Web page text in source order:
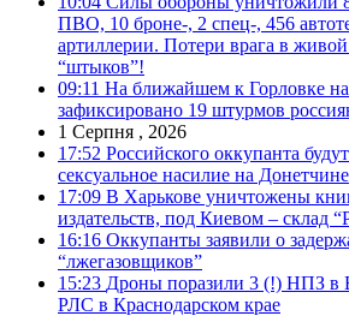
ПВО, 10 броне-, 2 спец-, 456
артиллерии. Потери врага в
“штыков”!
09:11 На ближайшем к Горловке
зафиксировано 19 штурмов
1 Серпня , 2026
17:52 Российского оккупанта
сексуальное насилие на Донетчине
17:09 В Харькове уничтожены
издательств, под Киевом – склад
16:16 Оккупанты заявили о
“лжегазовщиков”
15:23 Дроны поразили 3 (!) НПЗ в
РЛС в Краснодарском крае